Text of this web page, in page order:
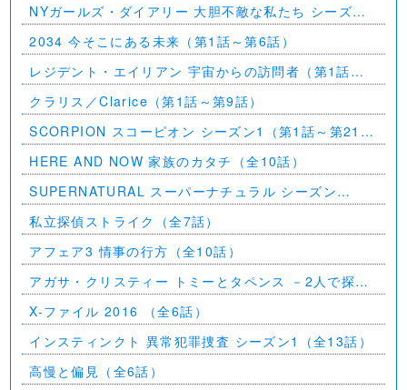
NYガールズ・ダイアリー 大胆不敵な私たち シーズン
5（第1話～第2話）
2034 今そこにある未来（第1話～第6話）
レジデント・エイリアン 宇宙からの訪問者（第1話～
第7話）
クラリス／Clarice（第1話～第9話）
SCORPION スコーピオン シーズン1（第1話～第21
話）
HERE AND NOW 家族のカタチ（全10話）
SUPERNATURAL スーパーナチュラル シーズン
11（全23話）
私立探偵ストライク（全7話）
アフェア3 情事の行方（全10話）
アガサ・クリスティー トミーとタペンス －2人で探偵
を－
X-ファイル 2016 （全6話）
インスティンクト 異常犯罪捜査 シーズン1（全13話）
高慢と偏見（全6話）